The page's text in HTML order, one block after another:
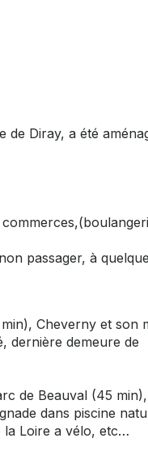
de Diray, a été
passager, à
Cheverny et son
dernière demeure de
de Beauval (45 min),
dans piscine
la Loire a vélo, etc…